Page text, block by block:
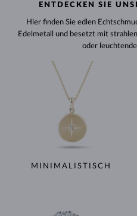
ENTDECKEN SIE
Hier finden Sie edlen
Edelmetall und besetzt mit
oder
MINIMALISTISCH